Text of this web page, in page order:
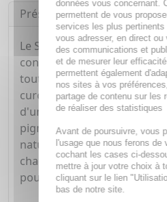
Présentation
Le Savon Exfoliant Éclat du
conçu pour offrir à la peau
tout en douceur. Grâce à sa
curcuma, beurre de karité
d'unifier le teint, d'atténuer
pigmentaires superficielles
naturel de la peau. Fabriqué
chaque savon est le fruit
pour prendre soin de votre
données vous concernant.
permettent de vous
services les plus
vous adresser, en direct ou
des communications et
et de mesurer leur
permettent également
nos sites à vos
partage de contenu sur les
de réaliser des statistiques
Avant de poursuivre, vous
l'usage que nous ferons de
cochant les cases ci-
mettre à jour votre choix à
cliquant sur le lien
bas de notre site.